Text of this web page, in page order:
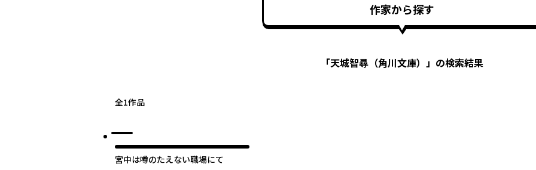
作家から探す
「天城智尋（角川文庫） 」の検索結果
全1作品
宮中は噂のたえない職場にて